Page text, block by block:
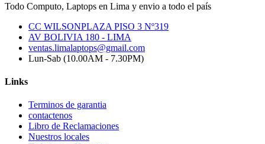
Todo Computo, Laptops en Lima y envio a todo el país
CC WILSONPLAZA PISO 3 Nº319
AV BOLIVIA 180 - LIMA
ventas.limalaptops@gmail.com
Lun-Sab (10.00AM - 7.30PM)
Links
Terminos de garantia
contactenos
Libro de Reclamaciones
Nuestros locales